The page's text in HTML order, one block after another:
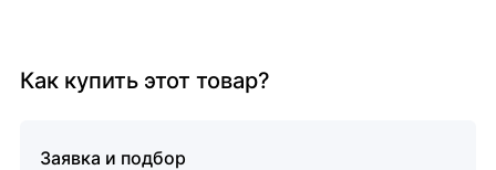
Как купить этот товар?
Заявка и подбор